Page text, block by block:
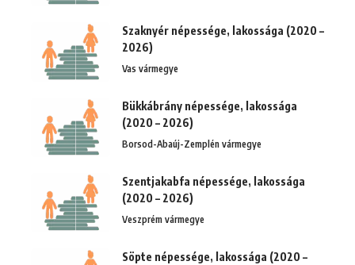
Szaknyér népessége, lakossága (2020 –
2026)
Vas vármegye
Bükkábrány népessége, lakossága
(2020 – 2026)
Borsod-Abaúj-Zemplén vármegye
Szentjakabfa népessége, lakossága
(2020 – 2026)
Veszprém vármegye
Söpte népessége, lakossága (2020 –